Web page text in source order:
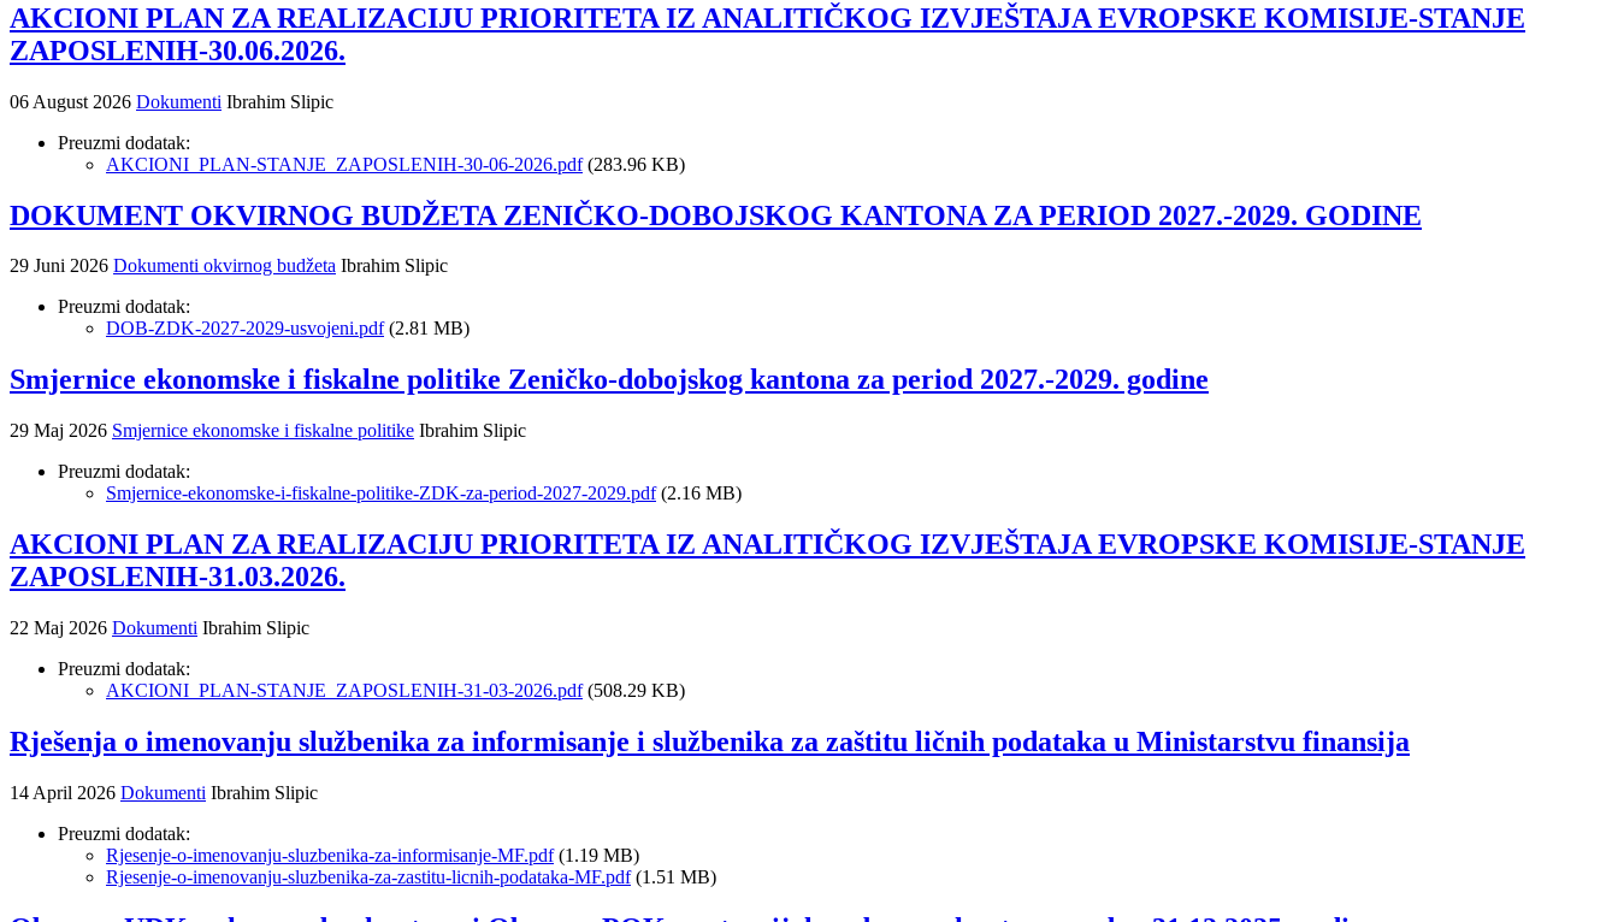
AKCIONI PLAN ZA REALIZACIJU PRIORITETA IZ ANALITIČKOG IZVJEŠTAJA EVROPSKE KOMISIJE-STANJE
ZAPOSLENIH-30.06.2026.
06 August 2026 Dokumenti Ibrahim Slipic
Preuzmi dodatak:
AKCIONI_PLAN-STANJE_ZAPOSLENIH-30-06-2026.pdf(283.96 KB)
DOKUMENT OKVIRNOG BUDŽETA ZENIČKO-DOBOJSKOG KANTONA ZA PERIOD 2027.-2029. GODINE
29 Juni 2026 Dokumenti okvirnog budžeta Ibrahim Slipic
Preuzmi dodatak:
DOB-ZDK-2027-2029-usvojeni.pdf(2.81 MB)
Smjernice ekonomske i fiskalne politike Zeničko-dobojskog kantona za period 2027.-2029. godine
29 Maj 2026 Smjernice ekonomske i fiskalne politike Ibrahim Slipic
Preuzmi dodatak:
Smjernice-ekonomske-i-fiskalne-politike-ZDK-za-period-2027-2029.pdf(2.16 MB)
AKCIONI PLAN ZA REALIZACIJU PRIORITETA IZ ANALITIČKOG IZVJEŠTAJA EVROPSKE KOMISIJE-STANJE
ZAPOSLENIH-31.03.2026.
22 Maj 2026 Dokumenti Ibrahim Slipic
Preuzmi dodatak:
AKCIONI_PLAN-STANJE_ZAPOSLENIH-31-03-2026.pdf(508.29 KB)
Rješenja o imenovanju službenika za informisanje i službenika za zaštitu ličnih podataka u Ministarstvu finansija
14 April 2026 Dokumenti Ibrahim Slipic
Preuzmi dodatak:
Rjesenje-o-imenovanju-sluzbenika-za-informisanje-MF.pdf(1.19 MB)
Rjesenje-o-imenovanju-sluzbenika-za-zastitu-licnih-podataka-MF.pdf(1.51 MB)